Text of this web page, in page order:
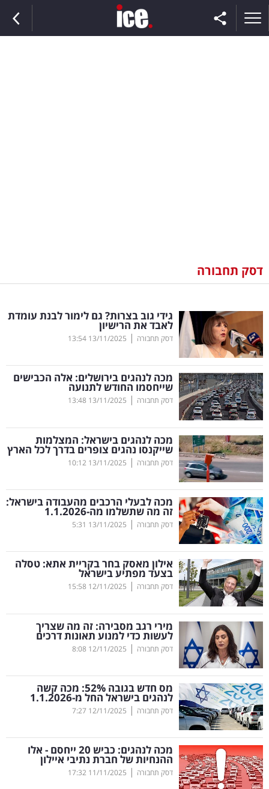
וצרכנות
דיגיטל
וטק
שיווק
ופרסום
משפט
מדדים
ומחקרים
דעות
רכילות
עסקית
קריפטו
ויראלי
טלוויזיה
עסקי
ספורט
קריירה
ולימודים
מינויים
רייטינג
דסק תחבורה
גידי גוב בצרות? גם לימור לבנת עומדת
לאבד את הרישיון
דסק תחבורה |
13/11/2025
13:54
מכה לנהגים בירושלים: אלה הכבישים
שייחסמו החודש לתנועה
דסק תחבורה |
13/11/2025
13:48
מכה לנהגים בישראל: המצלמות
שייקנסו נהגים צופרים בדרך לכל הארץ
דסק תחבורה |
13/11/2025
10:12
מכה לבעלי הרכבים מהעבודה בישראל:
זה מה שתשלמו מה-1.1.2026
דסק תחבורה |
13/11/2025
5:31
אילון מאסק בחר בקריית אתא: טסלה
בצעד מפתיע בישראל
דסק תחבורה |
12/11/2025
15:58
מירי רגב מסבירה: זה מה שצריך
לעשות כדי למנוע תאונות דרכים
דסק תחבורה |
12/11/2025
8:08
מס חדש בגובה 52 % : מכה קשה
לנהגים בישראל החל מ-1.1.2026
דסק תחבורה |
12/11/2025
7:27
מכה לנהגים: כביש 20 ייחסם - אלו
ההנחיות של חברת נתיבי איילון
דסק תחבורה |
11/11/2025
17:32